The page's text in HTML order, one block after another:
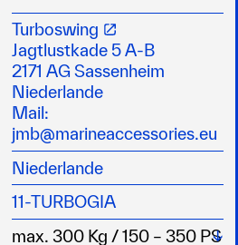
und Schubkraft laufen
mehr effektive Zugkraft
und
für einfaches Fest- und
und lässt sich mit dem
auf dem Motorbracket
Stabilität
Turboswing
Jagtlustkade 5 A-B
2171 AG Sassenheim
Niederlande
Mail:
jmb@marineaccessories.eu
Niederlande
11-TURBOGIA